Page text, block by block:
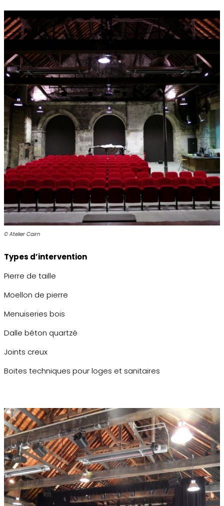
© Atelier Cairn
Types d’intervention
Pierre de taille
Moellon de pierre
Menuiseries bois
Dalle béton quartzé
Joints creux
Boites techniques pour loges et sanitaires